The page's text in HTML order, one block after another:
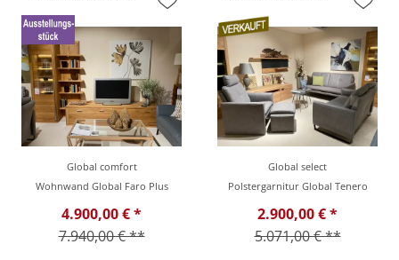
Global comfort
Wohnwand Global Faro Plus
4.900,00 € *
7.940,00 € **
Global select
Polstergarnitur Global Tenero
2.900,00 € *
5.071,00 € **